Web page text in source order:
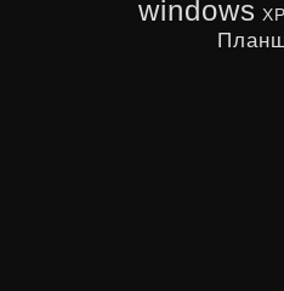
windows